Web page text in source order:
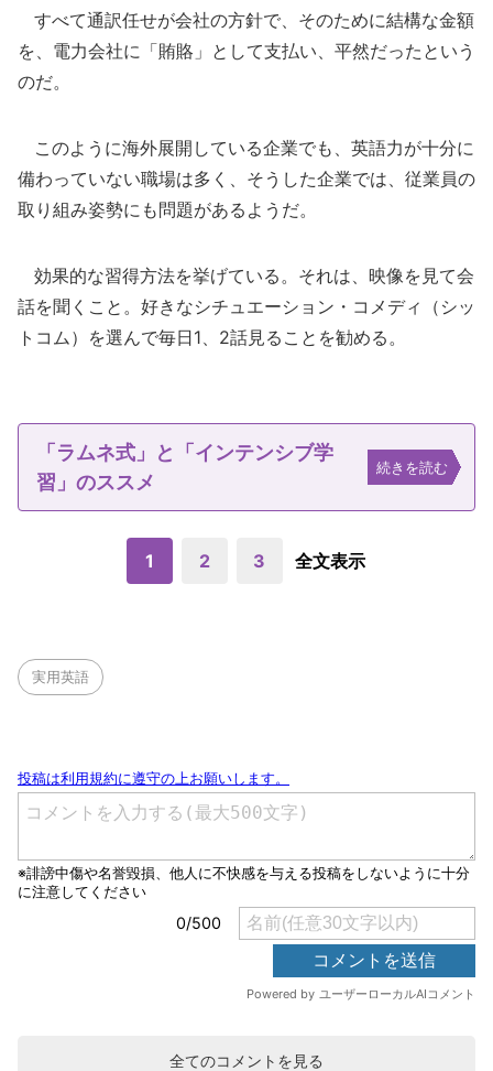
すべて通訳任せが会社の方針で、そのために結構な金額
を、電力会社に「賄賂」として支払い、平然だったという
のだ。
このように海外展開している企業でも、英語力が十分に
備わっていない職場は多く、そうした企業では、従業員の
取り組み姿勢にも問題があるようだ。
効果的な習得方法を挙げている。それは、映像を見て会
話を聞くこと。好きなシチュエーション・コメディ（シッ
トコム）を選んで毎日1、2話見ることを勧める。
「ラムネ式」と「インテンシブ学
習」のススメ
続きを読む
1 2 3 全文表示
実用英語
全てのコメントを見る